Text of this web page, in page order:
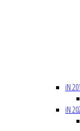
iN
iN